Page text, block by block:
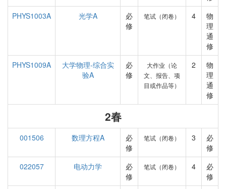
PHYS1003A
光学A
必
修
笔试（闭卷） 4
物
理
通
修
PHYS1009A
大学物理-综合实
验A
必
修
大作业（论
文、报告、项
目或作品等）
2
物
理
通
修
2春
001506 数理方程A
必
修
笔试（闭卷） 3
必
修
022057
电动力学
必
修
笔试（闭卷） 4
必
修